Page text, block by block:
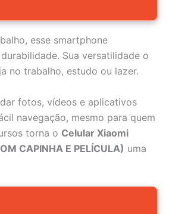
esse smartphone
Sua versatilidade o
no trabalho, estudo ou lazer.
fotos, vídeos e aplicativos
navegação, mesmo para quem
torna o Celular Xiaomi
CAPINHA E PELÍCULA) uma